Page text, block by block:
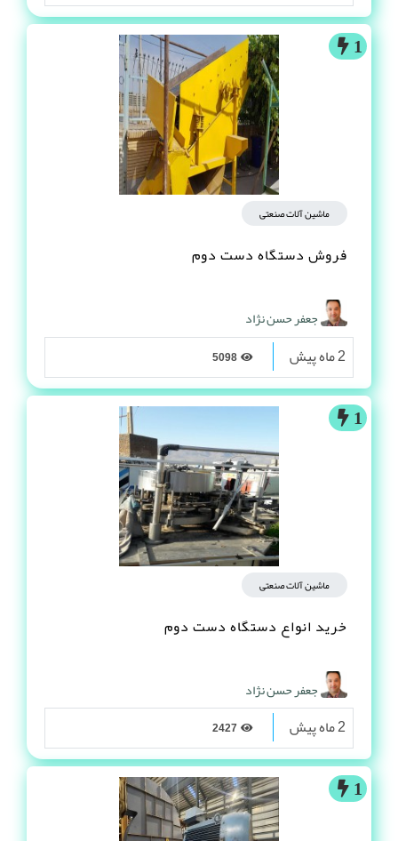
1
ماشین آلات صنعتی
فروش دستگاه دست دوم
جعفر حسن نژاد
2 ماه پیش
1
ماشین آلات صنعتی
خرید انواع دستگاه دست دوم
جعفر حسن نژاد
2 ماه پیش
1